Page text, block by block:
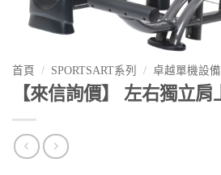
首頁 / SPORTSART系列 / 卓越單機設備
【來信詢價】 左右獨立肩